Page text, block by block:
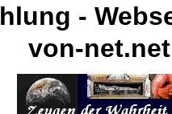
-
von-net.net